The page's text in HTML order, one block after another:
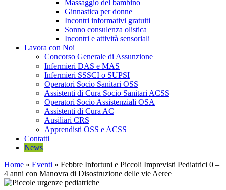
Massaggio del bambino
Ginnastica per donne
Incontri informativi gratuiti
Sonno consulenza olistica
Incontri e attività sensoriali
Lavora con Noi
Concorso Generale di Assunzione
Infermieri DAS e MAS
Infermieri SSSCI o SUPSI
Operatori Socio Sanitari OSS
Assistenti di Cura Socio Sanitari ACSS
Operatori Socio Assistenziali OSA
Assistenti di Cura AC
Ausiliari CRS
Apprendisti OSS e ACSS
Contatti
News
Home » Eventi » Febbre Infortuni e Piccoli Imprevisti Pediatrici 0 –
4 anni con Manovra di Disostruzione delle vie Aeree